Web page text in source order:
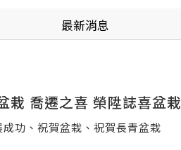
最新消息
栽 喬遷之喜 榮陞誌喜盆栽
功、祝賀盆栽、祝賀長青盆栽